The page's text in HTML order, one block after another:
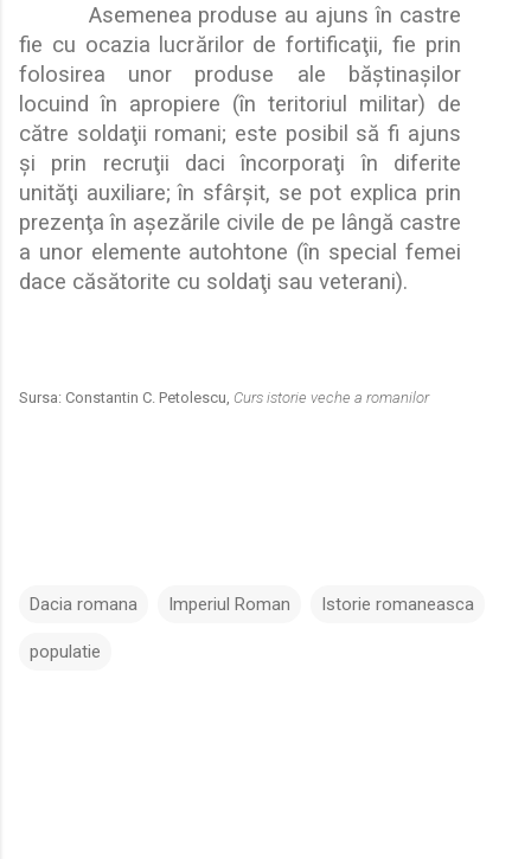
Asemenea produse au ajuns în castre
fie cu ocazia lucrărilor de fortificaţii, fie prin
folosirea unor produse ale băştinaşilor
locuind în apropiere (în teritoriul militar) de
către soldaţii romani; este posibil să fi ajuns
şi prin recruţii daci încorporaţi în diferite
unităţi auxiliare; în sfârşit, se pot explica prin
prezenţa în aşezările civile de pe lângă castre
a unor elemente autohtone (în special femei
dace căsătorite cu soldaţi sau veterani).
Sursa: Constantin C. Petolescu, Curs istorie veche a romanilor
Dacia romana Imperiul Roman Istorie romaneasca
populatie